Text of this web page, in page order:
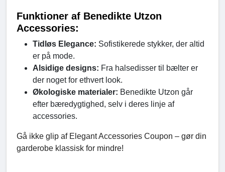
Funktioner af Benedikte Utzon
Accessories:
Tidløs Elegance: Sofistikerede stykker, der altid
er på mode.
Alsidige designs: Fra halsedisser til bælter er
der noget for ethvert look.
Økologiske materialer: Benedikte Utzon går
efter bæredygtighed, selv i deres linje af
accessories.
Gå ikke glip af Elegant Accessories Coupon – gør din
garderobe klassisk for mindre!